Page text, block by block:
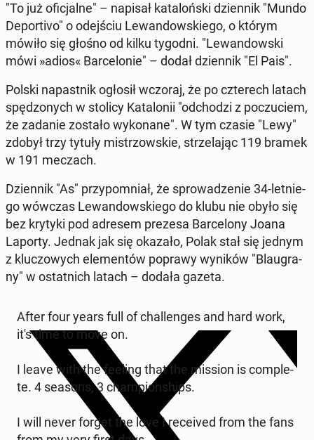
"To już ofi­cjal­ne" – napisał ka­ta­loń­ski dzien­nik "Mundo
De­por­ti­vo" o odej­ściu Le­wan­dow­skie­go, o którym
mówiło się głośno od kilku tygodni. "Le­wan­dow­ski
mówi »adios« Bar­ce­lo­nie" – dodał dzien­nik "El Pais".
Polski na­past­nik ogłosił wczoraj, że po czte­rech latach
spę­dzo­nych w stolicy Ka­ta­lo­nii "od­cho­dzi z po­czu­ciem,
że zadanie zostało wy­ko­na­ne". W tym czasie "Lewy"
zdobył trzy tytuły mi­strzow­skie, strze­la­jąc 119 bramek
w 191 meczach.
Dzien­nik "As" przy­po­mniał, że spro­wa­dze­nie 34-let­nie­
go wówczas Le­wan­dow­skie­go do klubu nie obyło się
bez krytyki pod adresem prezesa Bar­ce­lo­ny Joana
Laporty. Jednak jak się okazało, Polak stał się jednym
z klu­czo­wych ele­men­tów poprawy wyników "Blau­gra­
ny" w ostat­nich latach – dodała gazeta.
After four years full of chal­len­ges and hard work,
it's time to move on.
I leave with the feeling that the mission is com­ple­
te. 4 seasons, 3 cham­pion­ships.
I will never forget the love I re­ce­ived from the fans